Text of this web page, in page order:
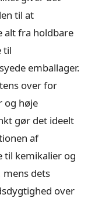
til at
alt fra holdbare
til
emballager.
over for
og høje
gør det ideelt
af
til kemikalier og
mens dets
over